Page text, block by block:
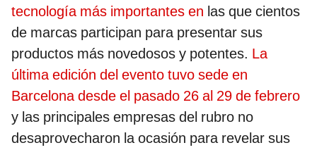
tecnología más importantes en las que cientos
de marcas participan para presentar sus
productos más novedosos y potentes. La
última edición del evento tuvo sede en
Barcelona desde el pasado 26 al 29 de febrero
y las principales empresas del rubro no
desaprovecharon la ocasión para revelar sus